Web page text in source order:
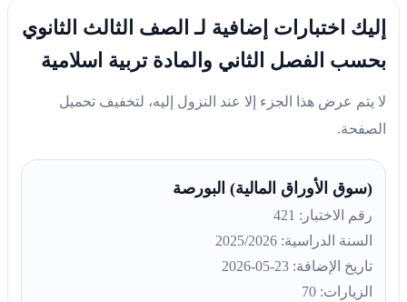
إليك اختبارات إضافية لـ الصف الثالث الثانوي
بحسب الفصل الثاني والمادة تربية اسلامية
لا يتم عرض هذا الجزء إلا عند النزول إليه، لتخفيف تحميل
الصفحة.
(سوق الأوراق المالية) البورصة
رقم الاختبار: 421
السنة الدراسية: 2025/2026
تاريخ الإضافة: 23-05-2026
الزيارات: 70